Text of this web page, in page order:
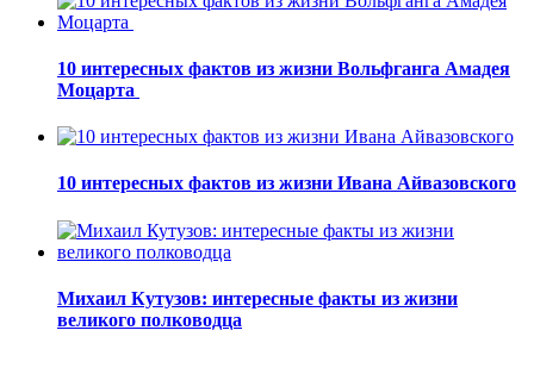
10 интересных фактов из жизни Вольфганга Амадея
Моцарта
10 интересных фактов из жизни Ивана Айвазовского
Михаил Кутузов: интересные факты из жизни
великого полководца